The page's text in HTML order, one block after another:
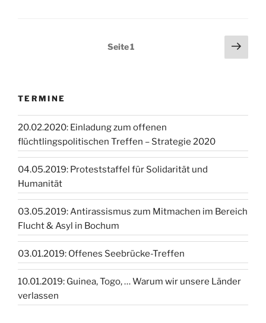
Seitennummerierung
Seite1
TERMINE
20.02.2020: Einladung zum offenen
flüchtlingspolitischen Treffen – Strategie 2020
04.05.2019: Proteststaffel für Solidarität und
Humanität
03.05.2019: Antirassismus zum Mitmachen im Bereich
Flucht & Asyl in Bochum
03.01.2019: Offenes Seebrücke-Treffen
10.01.2019: Guinea, Togo, … Warum wir unsere Länder
verlassen